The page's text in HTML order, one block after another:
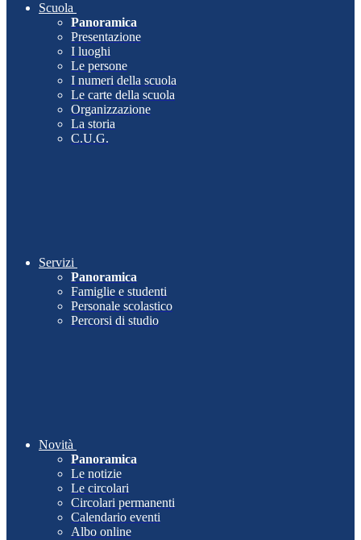
Scuola
Panoramica
Presentazione
I luoghi
Le persone
I numeri della scuola
Le carte della scuola
Organizzazione
La storia
C.U.G.
Servizi
Panoramica
Famiglie e studenti
Personale scolastico
Percorsi di studio
Novità
Panoramica
Le notizie
Le circolari
Circolari permanenti
Calendario eventi
Albo online